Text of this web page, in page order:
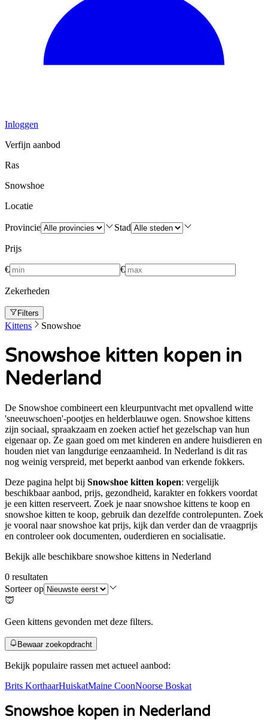
Inloggen
Verfijn aanbod
Ras
Snowshoe
Locatie
Provincie Stad
Prijs
€ €
Zekerheden
Filters
Kittens Snowshoe
Snowshoe kitten kopen in
Nederland
De Snowshoe combineert een kleurpuntvacht met opvallend witte
'sneeuwschoen'-pootjes en helderblauwe ogen. Snowshoe kittens
zijn sociaal, spraakzaam en zoeken actief het gezelschap van hun
eigenaar op. Ze gaan goed om met kinderen en andere huisdieren en
houden niet van langdurige eenzaamheid. In Nederland is dit ras
nog weinig verspreid, met beperkt aanbod van erkende fokkers.
Deze pagina helpt bij Snowshoe kitten kopen: vergelijk
beschikbaar aanbod, prijs, gezondheid, karakter en fokkers voordat
je een kitten reserveert. Zoek je naarsnowshoe kittens te koop en
snowshoe kitten te koop, gebruik dan dezelfde controlepunten. Zoek
je vooral naar snowshoe kat prijs, kijk dan verder dan de vraagprijs
en controleer ook documenten, ouderdieren en socialisatie.
Bekijk alle beschikbare snowshoe kittens in Nederland
0 resultaten
Sorteer op
Geen kittens gevonden met deze filters.
Bewaar zoekopdracht
Bekijk populaire rassen met actueel aanbod:
Brits KorthaarHuiskatMaine CoonNoorse Boskat
Snowshoekopen in Nederland